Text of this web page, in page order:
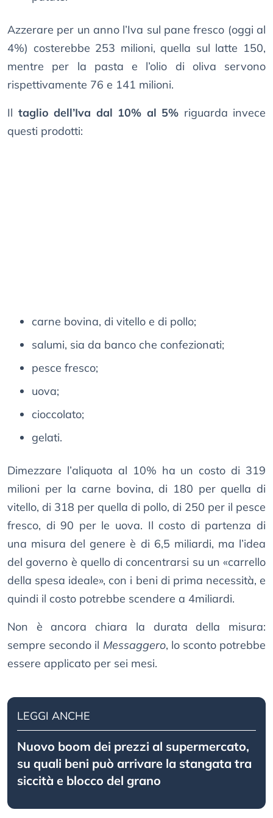
Azzerare per un anno l’Iva sul pane fresco (oggi al
4%) costerebbe 253 milioni, quella sul latte 150,
mentre per la pasta e l’olio di oliva servono
rispettivamente 76 e 141 milioni.
Il taglio dell’Iva dal 10% al 5% riguarda invece
questi prodotti:
carne bovina, di vitello e di pollo;
salumi, sia da banco che confezionati;
pesce fresco;
uova;
cioccolato;
gelati.
Dimezzare l’aliquota al 10% ha un costo di 319
milioni per la carne bovina, di 180 per quella di
vitello, di 318 per quella di pollo, di 250 per il pesce
fresco, di 90 per le uova. Il costo di partenza di
una misura del genere è di 6,5 miliardi, ma l’idea
del governo è quello di concentrarsi su un «carrello
della spesa ideale», con i beni di prima necessità, e
quindi il costo potrebbe scendere a 4miliardi.
Non è ancora chiara la durata della misura:
sempre secondo il Messaggero, lo sconto potrebbe
essere applicato per sei mesi.
LEGGI ANCHE
Nuovo boom dei prezzi al supermercato,
su quali beni può arrivare la stangata tra
siccità e blocco del grano